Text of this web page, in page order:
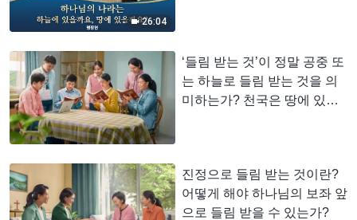
26:04
‘들림 받는 것’이 정말 공중 또
는 하늘로 들림 받는 것을 의
미하는가? 천국은 땅에 있는
진정으로 들림 받는 것이란?
어떻게 해야 하나님의 보좌 앞
으로 들림 받을 수 있는가?